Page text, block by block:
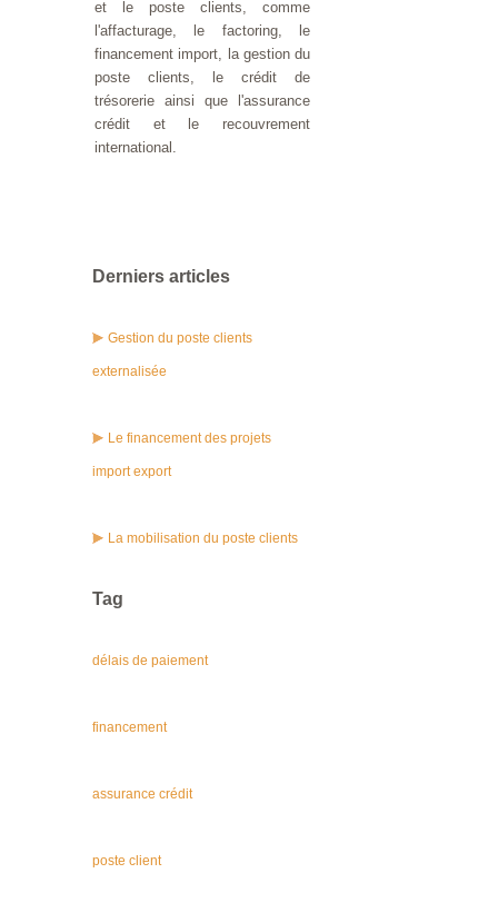
et le poste clients, comme
l'affacturage, le factoring, le
financement import, la gestion du
poste clients, le crédit de
trésorerie ainsi que l'assurance
crédit et le recouvrement
international.
Derniers articles
Gestion du poste clients
externalisée
Le financement des projets
import export
La mobilisation du poste clients
Tag
délais de paiement
financement
assurance crédit
poste client